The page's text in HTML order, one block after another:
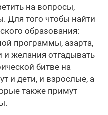
на вопросы,
Для того чтобы найти
образования:
программы, азарта,
желания отгадывать
битве на
и дети, и взрослые, а
также примут